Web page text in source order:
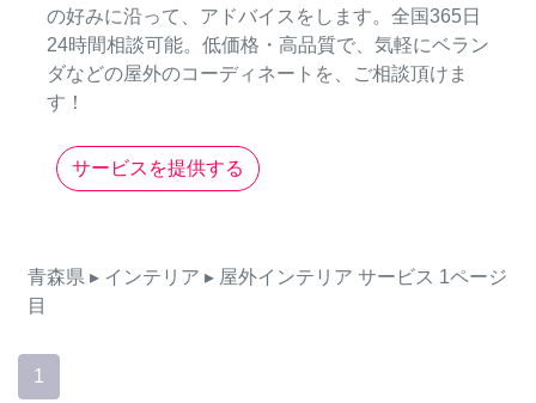
の好みに沿って、アドバイスをします。全国365日
24時間相談可能。低価格・高品質で、気軽にベラン
ダなどの屋外のコーディネートを、ご相談頂けま
す！
サービスを提供する
青森県 ▸ インテリア ▸ 屋外インテリア サービス 1ページ
目
1